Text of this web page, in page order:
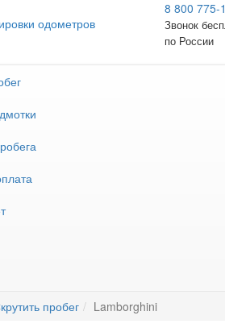
одометров
8 800 775-
Звонок
по России
пробег Lamborghini